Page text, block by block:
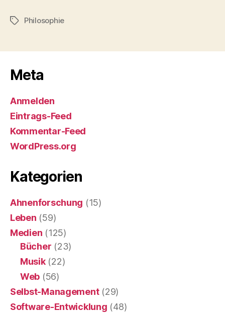
Schlagwörter
Philosophie
Meta
Anmelden
Eintrags-Feed
Kommentar-Feed
WordPress.org
Kategorien
Ahnenforschung (15)
Leben (59)
Medien (125)
Bücher (23)
Musik(22)
Web (56)
Selbst-Management(29)
Software-Entwicklung (48)